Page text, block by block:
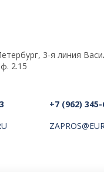
3-я линия
2.15
+7 (962)